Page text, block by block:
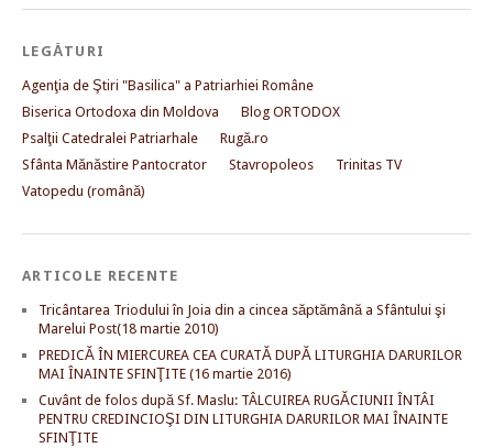
LEGĂTURI
Agenţia de Ştiri "Basilica" a Patriarhiei Române
Biserica Ortodoxa din Moldova
Blog ORTODOX
Psalţii Catedralei Patriarhale
Rugă.ro
Sfânta Mănăstire Pantocrator
Stavropoleos
Trinitas TV
Vatopedu (română)
ARTICOLE RECENTE
Tricântarea Triodului în Joia din a cincea săptămână a Sfântului şi
Marelui Post(18 martie 2010)
PREDICĂ ÎN MIERCUREA CEA CURATĂ DUPĂ LITURGHIA DARURILOR
MAI ÎNAINTE SFINŢITE (16 martie 2016)
Cuvânt de folos după Sf. Maslu: TÂLCUIREA RUGĂCIUNII ÎNTÂI
PENTRU CREDINCIOŞI DIN LITURGHIA DARURILOR MAI ÎNAINTE
SFINŢITE